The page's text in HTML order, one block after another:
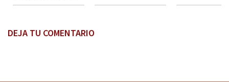
DEJA TU COMENTARIO